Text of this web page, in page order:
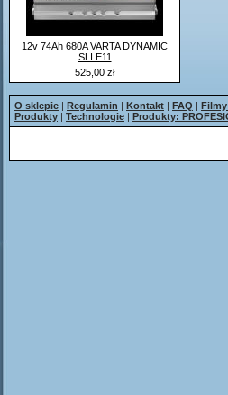
12v 74Ah 680A VARTA DYNAMIC
SLI E11
525,00 zł
O sklepie | Regulamin | Kontakt | FAQ |
Produkty | Technologie | Produkty: